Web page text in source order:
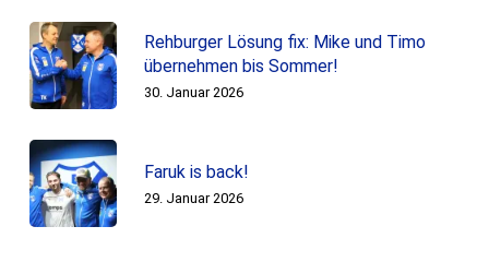
Rehburger Lösung fix: Mike und Timo
übernehmen bis Sommer!
30. Januar 2026
Faruk is back!
29. Januar 2026